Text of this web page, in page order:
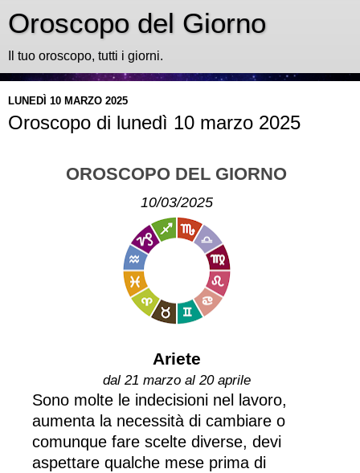
Oroscopo del Giorno
Il tuo oroscopo, tutti i giorni.
LUNEDÌ 10 MARZO 2025
Oroscopo di lunedì 10 marzo 2025
OROSCOPO DEL GIORNO
10/03/2025
Ariete
dal 21 marzo al 20 aprile
Sono molte le indecisioni nel lavoro,
aumenta la necessità di cambiare o
comunque fare scelte diverse, devi
aspettare qualche mese prima di